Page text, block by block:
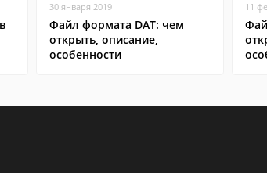
30 января 2019
Файл формата DAT: чем
открыть, описание,
особенности
11